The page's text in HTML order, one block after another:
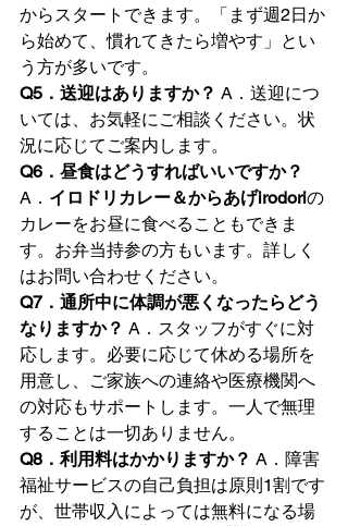
からスタートできます。「まず週2日か
ら始めて、慣れてきたら増やす」とい
う方が多いです。
Q5．送迎はありますか？ A．送迎につ
いては、お気軽にご相談ください。状
況に応じてご案内します。
Q6．昼食はどうすればいいですか？
A． イロドリカレー＆からあげirodoriの
カレーをお昼に食べることもできま
す。お弁当持参の方もいます。詳しく
はお問い合わせください。
Q7．通所中に体調が悪くなったらどう
なりますか？ A．スタッフがすぐに対
応します。必要に応じて休める場所を
用意し、ご家族への連絡や医療機関へ
の対応もサポートします。一人で無理
することは一切ありません。
Q8．利用料はかかりますか？ A．障害
福祉サービスの自己負担は原則1割です
が、世帯収入によっては無料になる場